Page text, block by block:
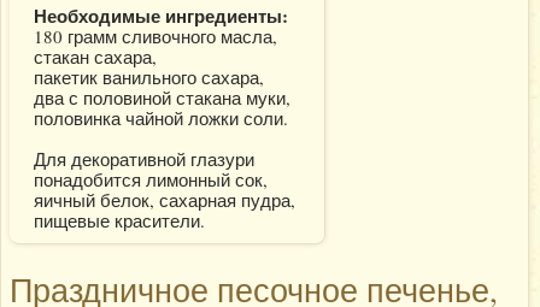
Необходимые ингредиенты:
180 грамм сливочного масла,
стакан сахара,
пакетик ванильного сахара,
два с половиной стакана муки,
половинка чайной ложки соли.
Для декоративной глазури
понадобится лимонный сок,
яичный белок, сахарная пудра,
пищевые красители.
Праздничное песочное печенье,